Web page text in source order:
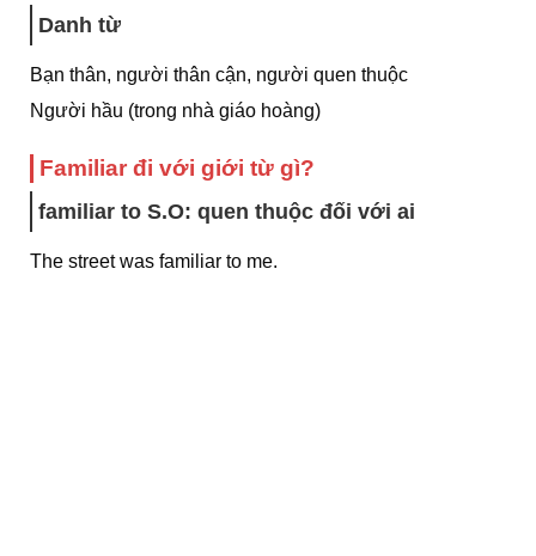
Danh từ
Bạn thân, người thân cận, người quen thuộc
Người hầu (trong nhà giáo hoàng)
Familiar đi với giới từ gì?
familiar to S.O: quen thuộc đối với ai
The street was familiar to me.